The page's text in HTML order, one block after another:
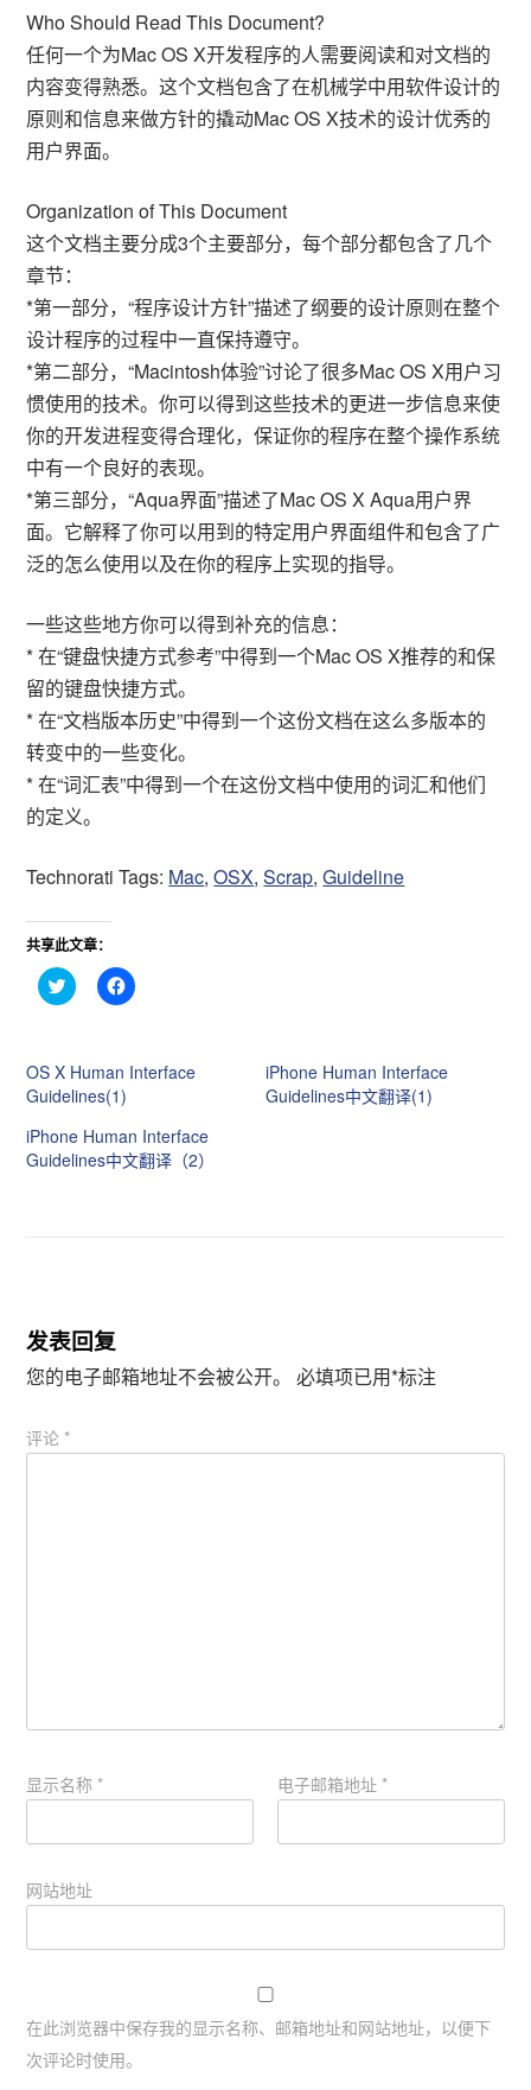
Who Should Read This Document?
任何一个为Mac OS X开发程序的人需要阅读和对文档的
内容变得熟悉。这个文档包含了在机械学中用软件设计的
原则和信息来做方针的撬动Mac OS X技术的设计优秀的
用户界面。
Organization of This Document
这个文档主要分成3个主要部分，每个部分都包含了几个
章节：
*第一部分，“程序设计方针”描述了纲要的设计原则在整个
设计程序的过程中一直保持遵守。
*第二部分，“Macintosh体验”讨论了很多Mac OS X用户习
惯使用的技术。你可以得到这些技术的更进一步信息来使
你的开发进程变得合理化，保证你的程序在整个操作系统
中有一个良好的表现。
*第三部分，“Aqua界面”描述了Mac OS X Aqua用户界
面。它解释了你可以用到的特定用户界面组件和包含了广
泛的怎么使用以及在你的程序上实现的指导。
一些这些地方你可以得到补充的信息：
* 在“键盘快捷方式参考”中得到一个Mac OS X推荐的和保
留的键盘快捷方式。
* 在“文档版本历史”中得到一个这份文档在这么多版本的
转变中的一些变化。
* 在“词汇表”中得到一个在这份文档中使用的词汇和他们
的定义。
Technorati Tags: Mac,OSX,Scrap,Guideline
共享此文章：
点
击
w
i
t
e
r
（
点
击
a
o
o
k
OS X Human Interface
Guidelines(1)
iPhone Human Interface
Guidelines中文翻译(1)
iPhone Human Interface
Guidelines中文翻译（2）
发表回复
您的电子邮箱地址不会被公开。 必填项已用*标注
评论*
显示名称* 电子邮箱地址*
网站地址
在此浏览器中保存我的显示名称、邮箱地址和网站地址，以便下
次评论时使用。